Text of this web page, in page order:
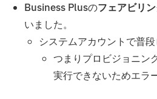
Business Plusのフェアビリ
いました。
システムアカウントで普
つまりプロビジョニン
実行できないためエラ